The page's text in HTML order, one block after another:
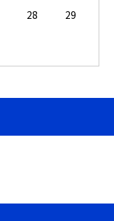
28
29